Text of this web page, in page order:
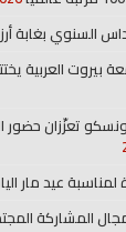
السنوي بغابة
العربية
تعزّزان حضور
عيد مار
المشاركة